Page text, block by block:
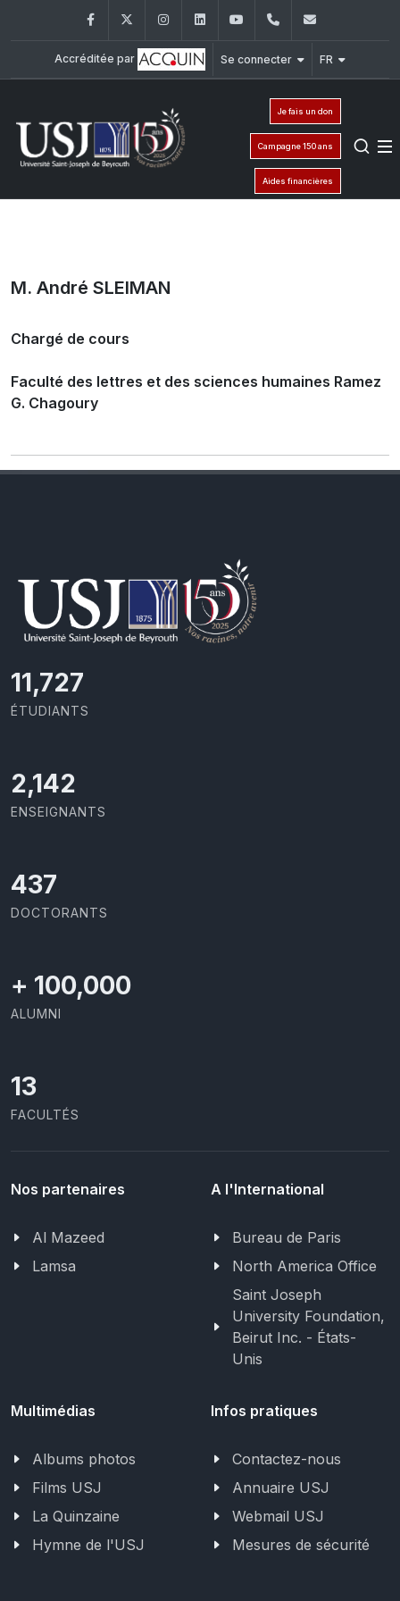
FacebookTwitter InstagramLinkedInYouTube+961 (1) 421 000
Accréditée par Se connecter FR
Je fais un don
Campagne 150 ans
Aides financières
M. André SLEIMAN
Chargé de cours
Faculté des lettres et des sciences humaines Ramez
G. Chagoury
11,727
ÉTUDIANTS
2,142
ENSEIGNANTS
437
DOCTORANTS
+ 100,000
ALUMNI
13
FACULTÉS
Nos partenaires
Al Mazeed
Lamsa
A l'International
Bureau de Paris
North America Office
Saint Joseph
University Foundation,
Beirut Inc. - États-
Unis
Multimédias
Albums photos
Films USJ
La Quinzaine
Hymne de l'USJ
Infos pratiques
Contactez-nous
Annuaire USJ
Webmail USJ
Mesures de sécurité